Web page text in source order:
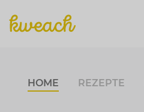
springenHOME REZEPTE